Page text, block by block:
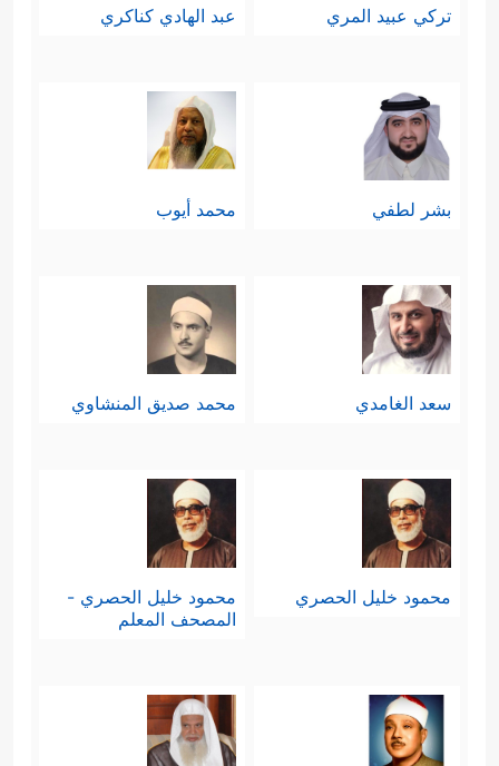
تركي عبيد المري عبد الهادي كناكري
بشر لطفي محمد أيوب
سعد الغامدي محمد صديق المنشاوي
محمود خليل الحصري
محمود خليل الحصري -
المصحف المعلم